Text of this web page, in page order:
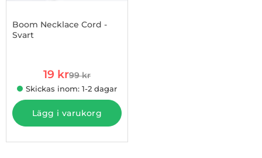
Boom Necklace Cord -
Svart
rea pris
19 krtidigare pris
99 kr
Skickas inom: 1-2 dagar
Lägg i varukorg